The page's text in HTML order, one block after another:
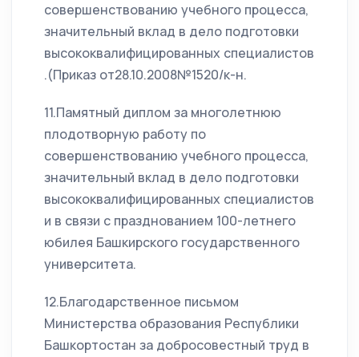
совершенствованию учебного процесса,
значительный вклад в дело подготовки
высококвалифицированных специалистов
.(Приказ от28.10.2008№1520/к-н.
11.Памятный диплом за многолетнюю
плодотворную работу по
совершенствованию учебного процесса,
значительный вклад в дело подготовки
высококвалифицированных специалистов
и в связи с празднованием 100-летнего
юбилея Башкирского государственного
университета.
12.Благодарственное письмом
Министерства образования Республики
Башкортостан за добросовестный труд в